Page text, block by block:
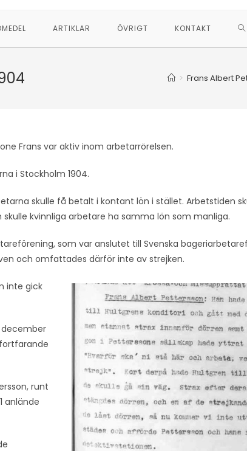
ARTIKLAR ÖVRIGT KONTAKT
> Frans Albert
Frans var aktiv inom arbetarrörelsen.
i Stockholm 1904.
skulle få betalt i kontant lön i stället. Arbetstiden
kvinnliga arbetare ha samma lön som manliga.
som var anslutet till Svenska
och omfattades därför inte av strejken.
inte gick
december
runt
anlände